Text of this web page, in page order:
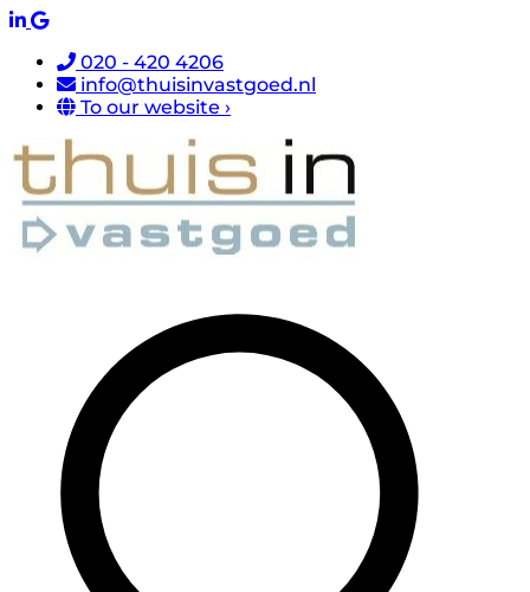
020 - 420 4206
info@thuisinvastgoed.nl
To our website ›